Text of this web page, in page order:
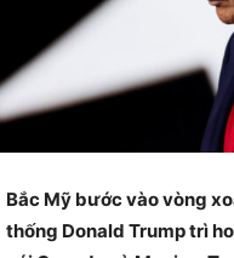
Bắc Mỹ bước vào vòng
thống Donald Trump trì